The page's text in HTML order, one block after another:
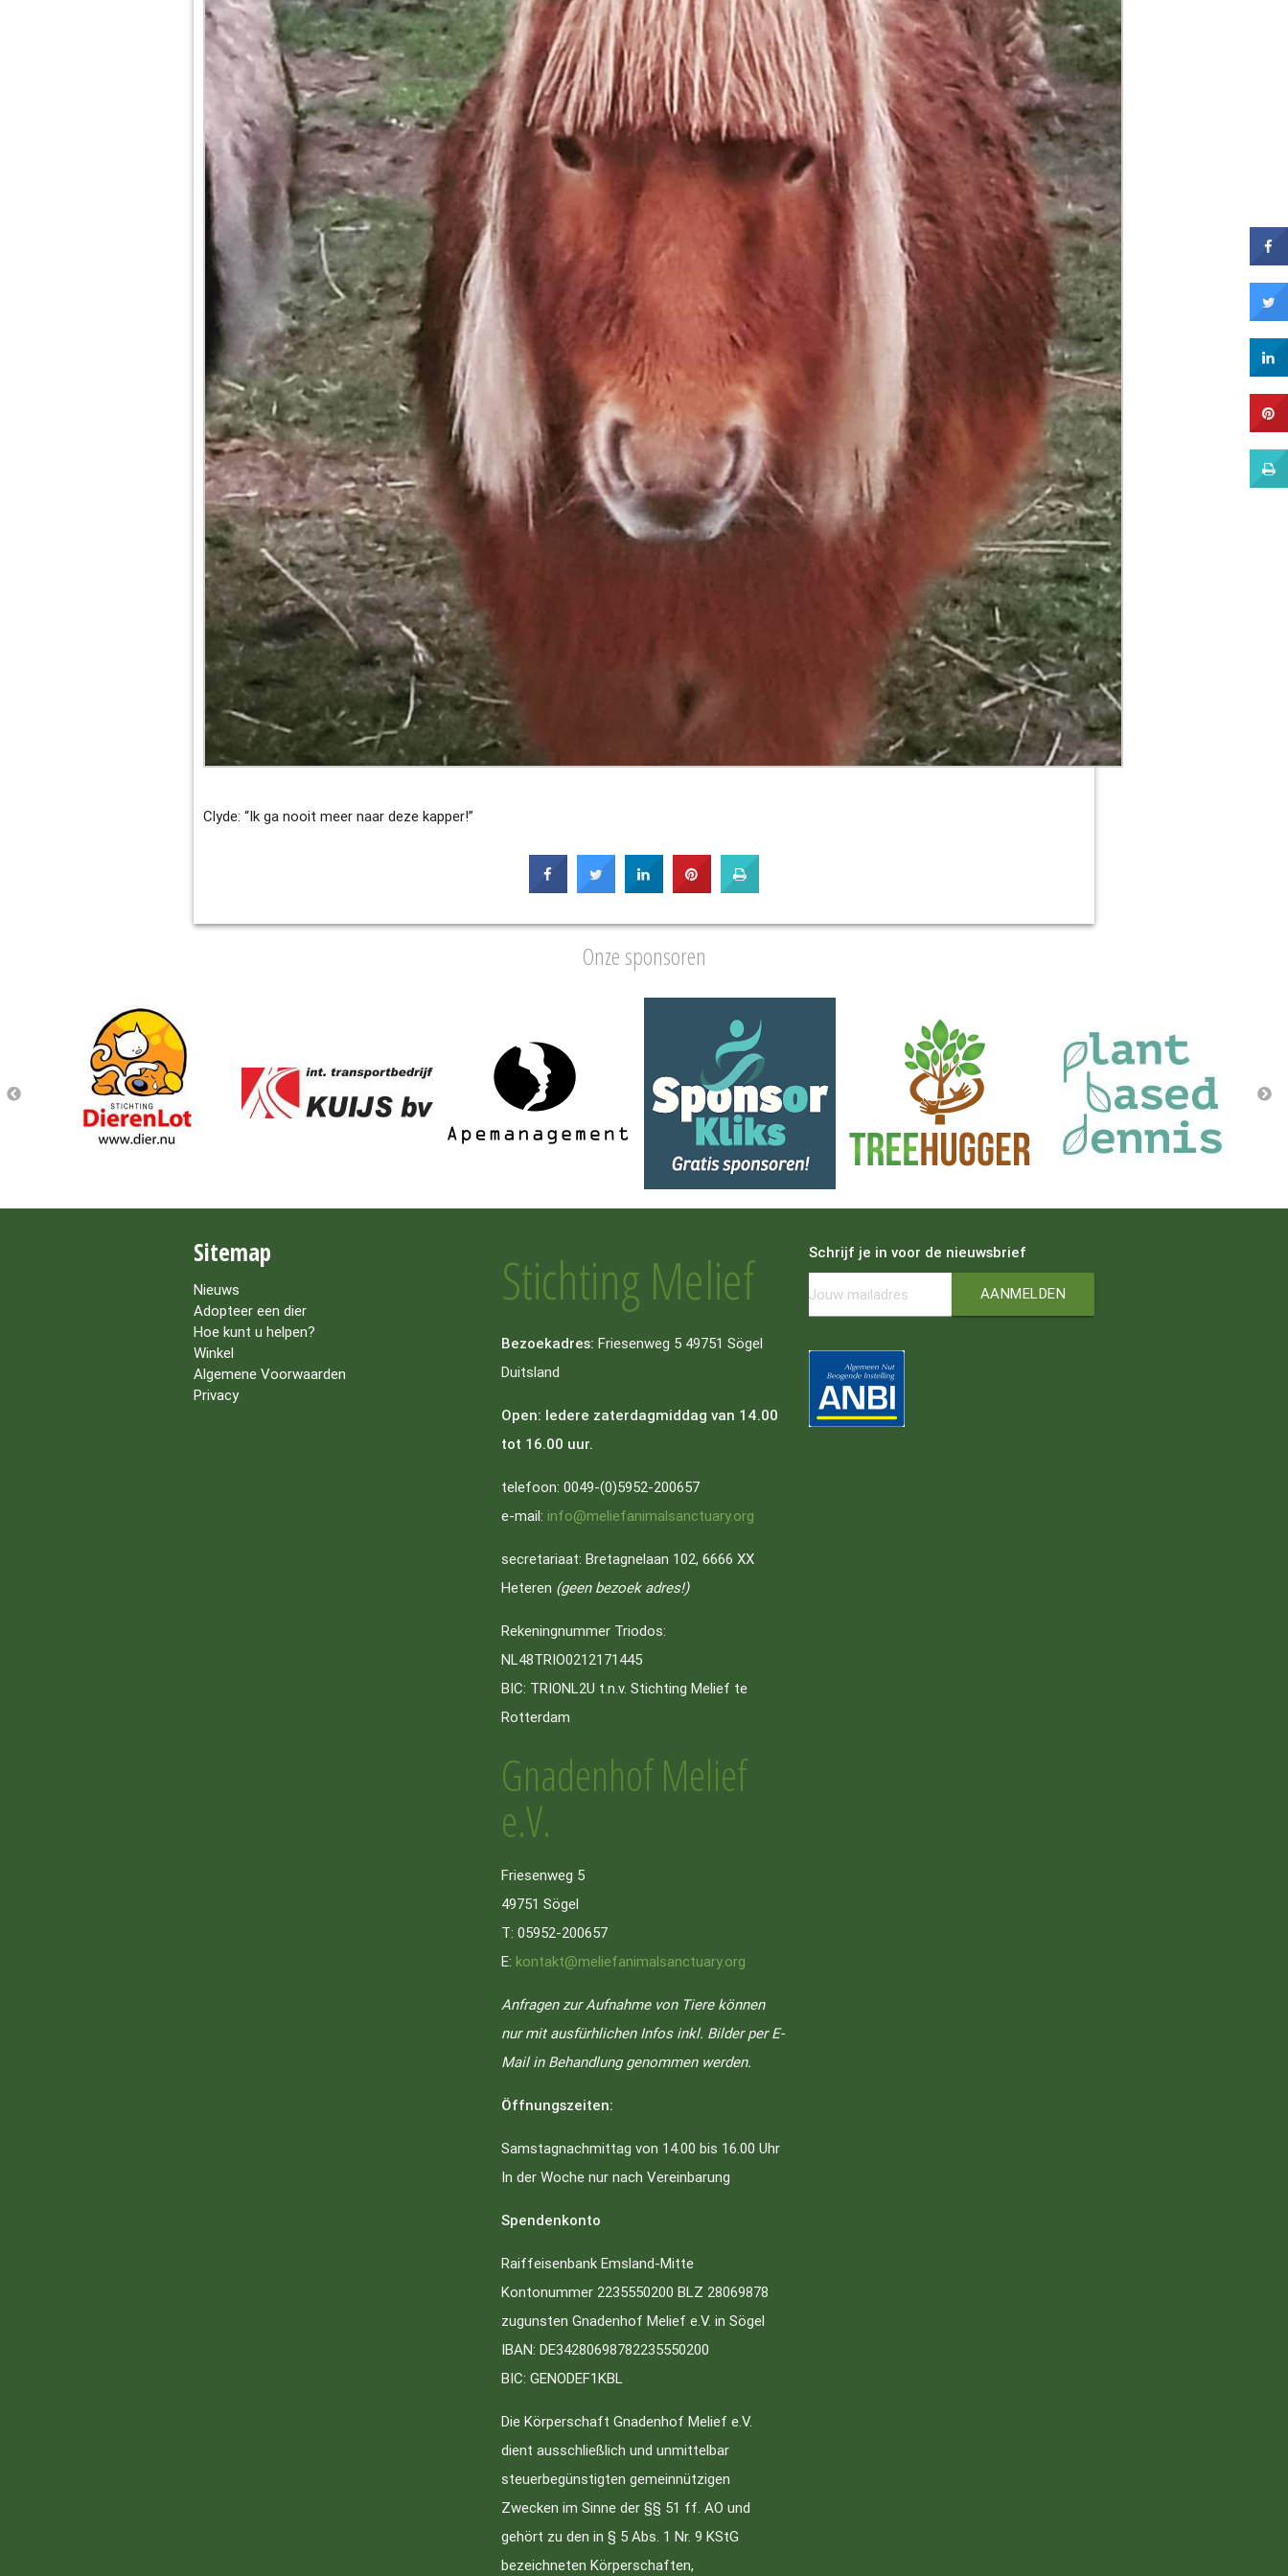
Clyde: “Ik ga nooit meer naar deze kapper!”
Onze sponsoren
Sitemap
Nieuws
Adopteer een dier
Hoe kunt u helpen?
Winkel
Algemene Voorwaarden
Privacy
Stichting Melief
Bezoekadres: Friesenweg 5 49751 Sögel
Duitsland
Open: Iedere zaterdagmiddag van 14.00
tot 16.00 uur.
telefoon: 0049-(0)5952-200657
e-mail: info@meliefanimalsanctuary.org
secretariaat: Bretagnelaan 102, 6666 XX
Heteren (geen bezoek adres!)
Rekeningnummer Triodos:
NL48TRIO0212171445
BIC: TRIONL2U t.n.v. Stichting Melief te
Rotterdam
Gnadenhof Melief
e.V.
Friesenweg 5
49751 Sögel
T: 05952-200657
E: kontakt@meliefanimalsanctuary.org
Anfragen zur Aufnahme von Tiere können
nur mit ausfürhlichen Infos inkl. Bilder per E-
Mail in Behandlung genommen werden.
Öffnungszeiten:
Samstagnachmittag von 14.00 bis 16.00 Uhr
In der Woche nur nach Vereinbarung
Spendenkonto
Raiffeisenbank Emsland-Mitte
Kontonummer 2235550200 BLZ 28069878
zugunsten Gnadenhof Melief e.V. in Sögel
IBAN: DE34280698782235550200
BIC: GENODEF1KBL
Die Körperschaft Gnadenhof Melief e.V.
dient ausschließlich und unmittelbar
steuerbegünstigten gemeinnützigen
Zwecken im Sinne der §§ 51 ff. AO und
gehört zu den in § 5 Abs. 1 Nr. 9 KStG
bezeichneten Körperschaften,
Schrijf je in voor de nieuwsbrief